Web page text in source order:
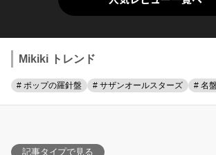
Mikiki トレンド
# ポップの羅針盤 # サザンオールスターズ # 名
記事タイプで見る